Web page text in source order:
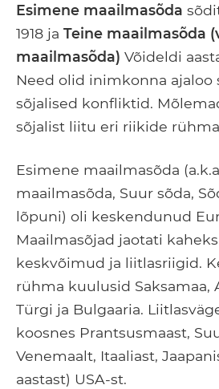
Facebook Google+
Esimene maailmasõda
1918 ja Teine maailmasõda
maailmasõda) Võideldi
Need olid inimkonna ajaloo
sõjalised konfliktid.
sõjalist liitu eri riikide
Esimene maailmasõda
maailmasõda, Suur sõda,
lõpuni) oli keskendunud
Maailmasõjad jaotati
keskvõimud ja liitlasriigid.
rühma kuulusid Saksamaa,
Türgi ja Bulgaaria.
koosnes Prantsusmaast,
Venemaalt, Itaaliast,
aastast) USA-st.